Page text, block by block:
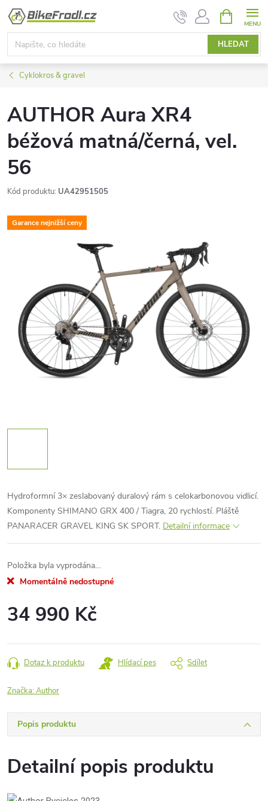
Přejít
obsah
HLEDAT
NÁKUPNÍ
KOŠÍK
Cyklokros & gravel
AUTHOR Aura XR4
béžová matná/černá, vel.
56
Kód produktu: UA42951505
Garance nejnižší ceny
Hydroformní 3× zeslabovaný duralový rám s celokarbonovou vidlicí.
Komponenty SHIMANO GRX 400 / Tiagra, 20 rychlostí. Pláště
PANARACER GRAVEL KING SK SPORT. Detailní informace
Položka byla vyprodána…
Momentálně nedostupné
34 990 Kč
cena:
Dotaz k produktu Hlídací pes Sdílet
Značka:Author
Popis produktu
Detailní popis produktu